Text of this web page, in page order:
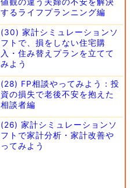
するライフプランニング編
(30) 家計シミュレーションソ
フトで、損をしない住宅購
入・住み替えプランを立てて
みよう
(28) FP相談やってみよう：投
資の損失で老後不安を抱えた
相談者編
(26) 家計シミュレーションソ
フトで家計分析・家計改善や
ってみよう